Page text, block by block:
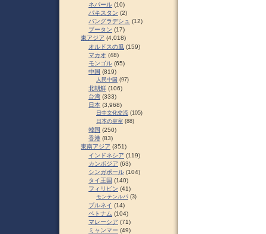
ネパール (10)
パキスタン (2)
バングラデシュ (12)
ブータン (17)
東アジア (4,018)
オルドスの風 (159)
マカオ (48)
モンゴル (65)
中国 (819)
人民中国 (97)
北朝鮮 (106)
台湾 (333)
日本 (3,968)
日中文化交流 (105)
日本の皇室 (88)
韓国 (250)
香港 (83)
東南アジア (351)
インドネシア (119)
カンボジア (63)
シンガポール (104)
タイ王国 (140)
フィリピン (41)
モンテンルパ (3)
ブルネイ (14)
ベトナム (104)
マレーシア (71)
ミャンマー (49)